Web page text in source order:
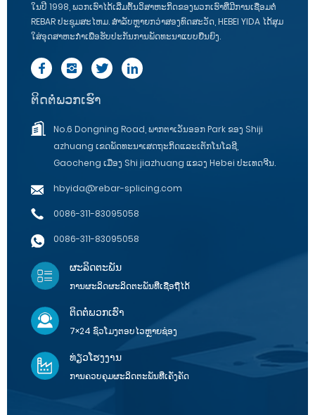
ໃນ​ປີ 1998​, ພວກ​ເຮົາ​ໄດ້​ເລີ່ມ​ຕົ້ນ​ວິ​ສາ​ຫະ​ກິດ​ຂອງ​ພວກ​ເຮົາ​ທີ່​ມີ​ການ​ເຊື່ອມ​ຕໍ່
REBAR ປະ​ຊຸມ​ສະ​ໄຫມ​. ສໍາລັບຫຼາຍກວ່າສອງທົດສະວັດ, HEBEI YIDA ໄດ້ສຸມ
ໃສ່ອຸດສາຫະກໍາເພື່ອຮັບປະກັນການພັດທະນາແບບຍືນຍົງ.
ຕິດຕໍ່ພວກເຮົາ
No.6 Dongning Road​, ພາກ​ຕາ​ເວັນ​ອອກ Park ຂອງ Shiji
azhuang ເຂດ​ພັດ​ທະ​ນາ​ເສດ​ຖະ​ກິດ​ແລະ​ເຕັກ​ໂນ​ໂລ​ຊີ​,
Gaocheng ເມືອງ Shi jiazhuang ແຂວງ Hebei ປະ​ເທດ​ຈີນ​.
hbyida@rebar-splicing.com
0086-311-83095058
0086-311-83095058
ຜະລິດຕະພັນ
ການຜະລິດຜະລິດຕະພັນທີ່ເຊື່ອຖືໄດ້
ຕິດຕໍ່ພວກເຮົາ
7×24 ຊົ່ວໂມງຕອບໄວຫຼາຍຊ່ອງ
ທ່ຽວໂຮງງານ
ການຄວບຄຸມຜະລິດຕະພັນທີ່ເຄັ່ງຄັດ